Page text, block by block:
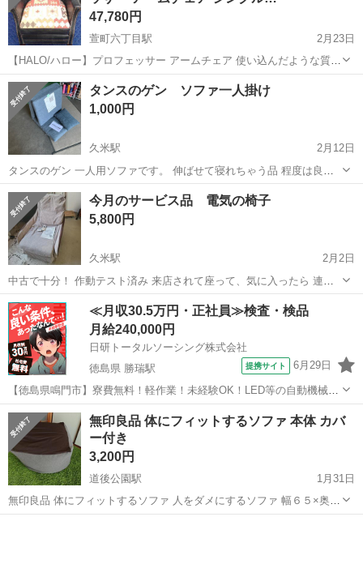
47,780円
萱町六丁目駅
2月23日
【HALO/ハロー】プロフェッサー アームチェア 使い込んだような質感
のレザーの色艶やシワ、鋲使いなど、職人の技術がいたるところに込
められたコンパクトな一人掛けソファです。 コンパクトで美しいその
形だけで無く、背...
愛媛 松山市 萱町六丁目駅 HALO
タンスのゲン ソファ一人掛け
1,000円
久米駅
2月12日
タンスのゲン 一人用ソファです。 伸ばせて寝れちゃう品 程度は良い
ほうです。 管理番号 2320526
愛媛 松山市 久米駅 ソファ ゲン
今月のサービス品 電気の椅子
5,800円
久米駅
2月2日
中古で十分！ 作動テスト済み 来店されて座って、気に入ったら 連れ
て帰って下さい。 移動はローラーなので、女性でも楽チン！ 返品1週
間受け付けます。 無料軽トラ買い出しもしてます。 配達は別途可能で
す。 管理番号 ...
愛媛 松山市 久米駅 ソファ 軽トラ
≪月収30.5万円・正社員≫検査・検品
月給240,000円
日研トータルソーシング株式会社
徳島県 勝瑞駅
提携サイト 6月29日
【徳島県鳴門市】寮費無料！軽作業！未経験OK！LED等の自動機械加
工・検査・梱包・データ入力《お仕事No.NS0560》 お仕事について ス
マートフォンやパソコン、車などに使われるLED等の電子部品の製造
とそれに付帯する作...
徳島 鳴門市 勝瑞駅
無印良品 体にフィットするソファ 本体 カバ
ー付き
3,200円
道後公園駅
1月31日
無印良品 体にフィットするソファ 人をダメにするソファ 幅６５×奥行
６５×高さ４３ｃｍ カバー色：ブラウン 使用頻度は低く、へたりは少